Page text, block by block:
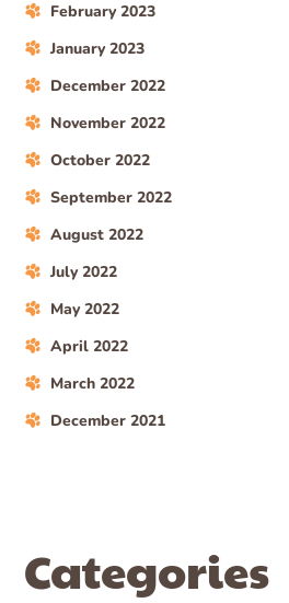
February 2023
January 2023
December 2022
November 2022
October 2022
September 2022
August 2022
July 2022
May 2022
April 2022
March 2022
December 2021
Categories